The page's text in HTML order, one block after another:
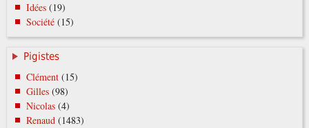
Idées (19)
Société (15)
Pigistes
Clément(15)
Gilles(98)
Nicolas(4)
Renaud(1483)